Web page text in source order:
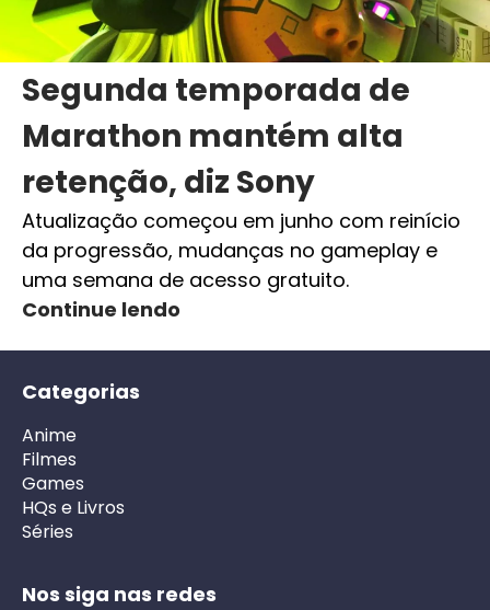
Segunda temporada de
Marathon mantém alta
retenção, diz Sony
Atualização começou em junho com reinício
da progressão, mudanças no gameplay e
uma semana de acesso gratuito.
Continue lendo
Categorias
Anime
Filmes
Games
HQs e Livros
Séries
Nos siga nas redes